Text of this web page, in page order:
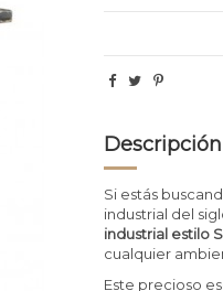
Descripción
Si estás
industrial del
industrial estilo
cualquier
Este precioso